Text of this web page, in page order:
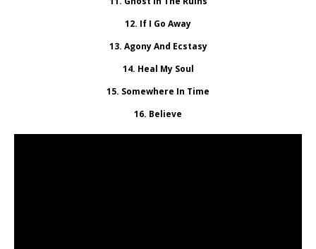
12. If I Go Away
13. Agony And Ecstasy
14. Heal My Soul
15. Somewhere In Time
16. Believe